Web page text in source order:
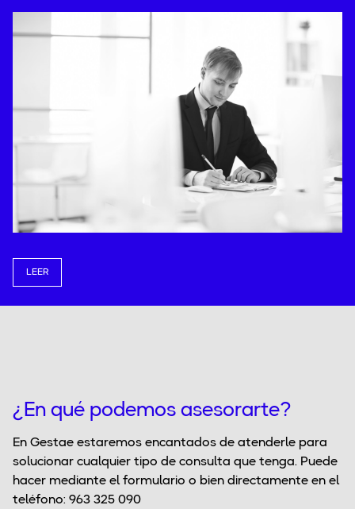
LEER
¿En qué podemos asesorarte?
En Gestae estaremos encantados de atenderle para
solucionar cualquier tipo de consulta que tenga. Puede
hacer mediante el formulario o bien directamente en el
teléfono: 963 325 090